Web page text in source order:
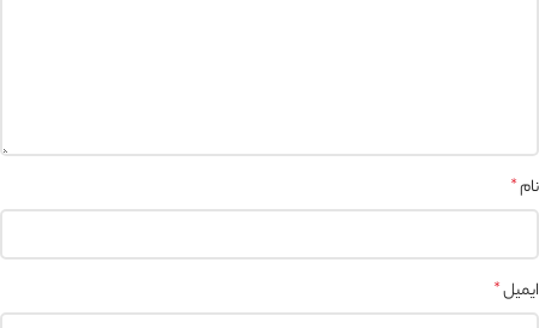
نام*
ایمیل*